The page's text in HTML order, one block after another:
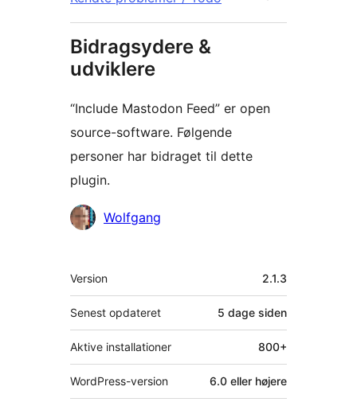
Bidragsydere &
udviklere
“Include Mastodon Feed” er open
source-software. Følgende
personer har bidraget til dette
plugin.
Bidragsydere
Wolfgang
Meta
Version 2.1.3
Senest opdateret 5 dage siden
Aktive installationer 800+
WordPress-version 6.0 eller højere